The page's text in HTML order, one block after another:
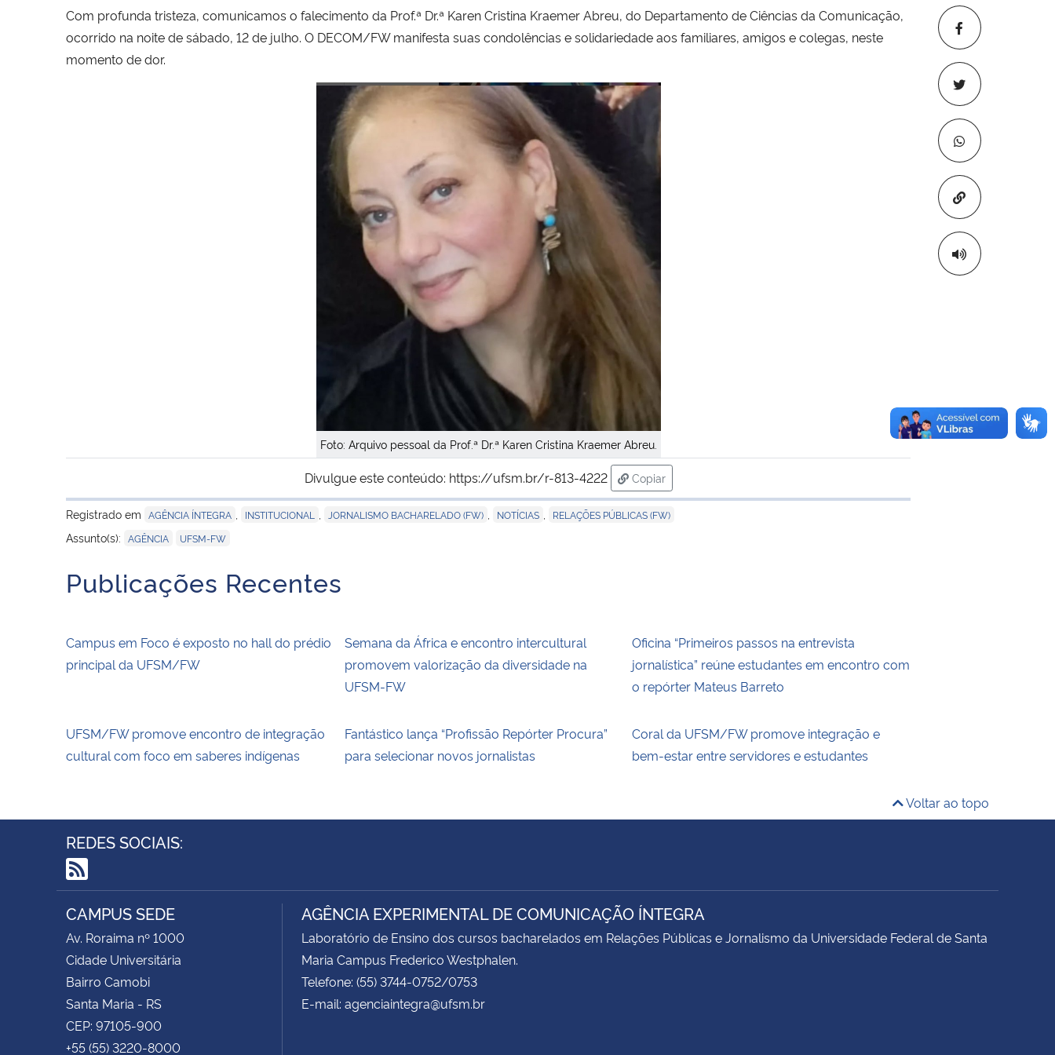
Copiar para
Com profunda tristeza, comunicamos o falecimento da Prof.ª Dr.ª Karen Cristina Kraemer Abreu, do Departamento de Ciências da Comunicação,
ocorrido na noite de sábado, 12 de julho. O DECOM/FW manifesta suas condolências e solidariedade aos familiares, amigos e colegas, neste
momento de dor.
Foto: Arquivo pessoal da Prof.ª Dr.ª Karen Cristina Kraemer Abreu.
Divulgue este conteúdo: https://ufsm.br/r-813-4222
Copiar
para área de transferência
Registrado em AGÊNCIA ÍNTEGRA INSTITUCIONAL JORNALISMO BACHARELADO (FW) NOTÍCIAS RELAÇÕES PÚBLICAS (FW)
Assunto(s): AGÊNCIA UFSM-FW
Publicações Recentes
Campus em Foco é exposto no hall do prédio
principal da UFSM/FW
Semana da África e encontro intercultural
promovem valorização da diversidade na
UFSM-FW
Oficina “Primeiros passos na entrevista
jornalística” reúne estudantes em encontro com
o repórter Mateus Barreto
UFSM/FW promove encontro de integração
cultural com foco em saberes indígenas
Fantástico lança “Profissão Repórter Procura”
para selecionar novos jornalistas
Coral da UFSM/FW promove integração e
bem-estar entre servidores e estudantes
Voltar ao topo
REDES SOCIAIS:
RSS
CAMPUS SEDE
Av. Roraima nº 1000
Cidade Universitária
Bairro Camobi
Santa Maria - RS
CEP: 97105-900
+55 (55) 3220-8000
AGÊNCIA EXPERIMENTAL DE COMUNICAÇÃO ÍNTEGRA
Laboratório de Ensino dos cursos bacharelados em Relações Públicas e Jornalismo da Universidade Federal de Santa
Maria Campus Frederico Westphalen.
Telefone: (55) 3744-0752/0753
E-mail: agenciaintegra@ufsm.br